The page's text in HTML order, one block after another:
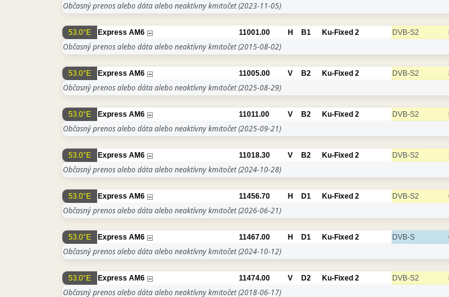
Občasný prenos alebo dáta alebo neaktívny kmitočet(2023-11-05)
53.0°E Express AM6 11001.00 H B1 Ku-Fixed 2 DVB-S2
Občasný prenos alebo dáta alebo neaktívny kmitočet(2015-08-02)
53.0°E Express AM6 11005.00 V B2 Ku-Fixed 2 DVB-S2
Občasný prenos alebo dáta alebo neaktívny kmitočet(2025-08-29)
53.0°E Express AM6 11011.00 V B2 Ku-Fixed 2 DVB-S2
Občasný prenos alebo dáta alebo neaktívny kmitočet(2025-09-21)
53.0°E Express AM6 11018.30 V B2 Ku-Fixed 2 DVB-S2
Občasný prenos alebo dáta alebo neaktívny kmitočet(2024-10-28)
53.0°E Express AM6 11456.70 H D1 Ku-Fixed 2 DVB-S2
Občasný prenos alebo dáta alebo neaktívny kmitočet(2026-06-21)
53.0°E Express AM6 11467.00 H D1 Ku-Fixed 2 DVB-S
Občasný prenos alebo dáta alebo neaktívny kmitočet(2024-10-12)
53.0°E Express AM6 11474.00 V D2 Ku-Fixed 2 DVB-S2
Občasný prenos alebo dáta alebo neaktívny kmitočet(2018-06-17)